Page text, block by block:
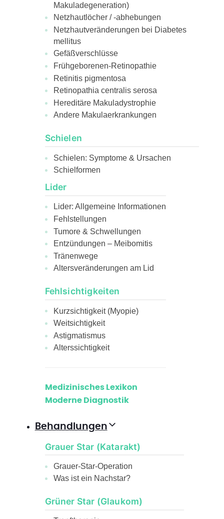
Makuladegeneration)
Netzhautlöcher / -abhebungen
Netzhautveränderungen bei Diabetes
mellitus
Gefäßverschlüsse
Frühgeborenen-Retinopathie
Retinitis pigmentosa
Retinopathia centralis serosa
Hereditäre Makuladystrophie
Andere Makulaerkrankungen
Schielen
Schielen: Symptome & Ursachen
Schielformen
Lider
Lider: Allgemeine Informationen
Fehlstellungen
Tumore & Schwellungen
Entzündungen – Meibomitis
Tränenwege
Altersveränderungen am Lid
Fehlsichtigkeiten
Kurzsichtigkeit (Myopie)
Weitsichtigkeit
Astigmatismus
Alterssichtigkeit
Medizinisches Lexikon
Moderne Diagnostik
Behandlungen
Grauer Star (Katarakt)
Grauer-Star-Operation
Was ist ein Nachstar?
Grüner Star (Glaukom)